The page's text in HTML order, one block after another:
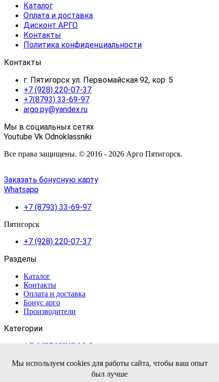
Каталог
Оплата и доставка
Дисконт АРГО
Контакты
Политика конфиденциальности
Контакты
г. Пятигорск ул. Первомайская 92, кор. 5
+7 (928) 220-07-37
+7(8793) 33-69-97
argo.py@yandex.ru
Мы в социальных сетях
Youtube Vk Odnoklassniki
Все права защищены. © 2016 - 2026 Арго Пятигорск.
Заказать бонусную карту
Whatsapp
+7 (8793) 33-69-97
Пятигорск
+7 (928) 220-07-37
Разделы
Каталог
Контакты
Оплата и доставка
Бонус арго
Производители
Категории
AD MEDICINE LLC
NutriCare Int